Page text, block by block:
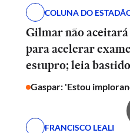
COLUNA DO
Gilmar não
para acelerar
estupro; leia
Gaspar: 'Estou
FRANCISCO LEALI